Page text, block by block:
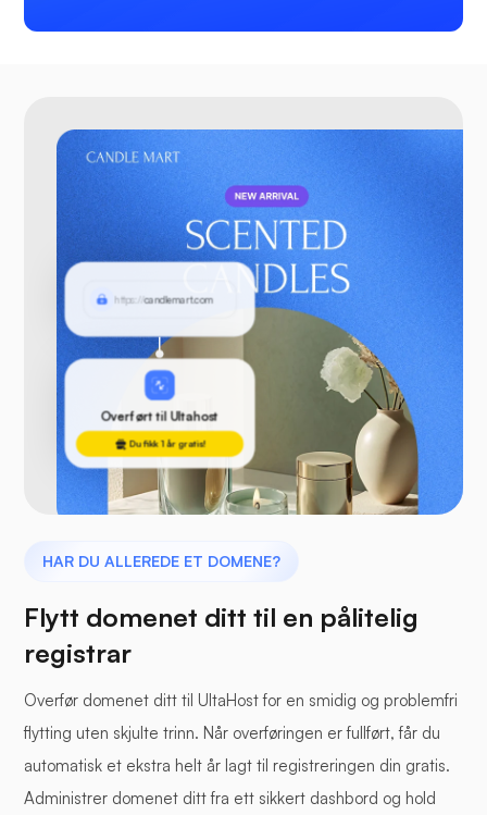
HAR DU ALLEREDE ET DOMENE?
Flytt domenet ditt til en pålitelig
registrar
Overfør domenet ditt til UltaHost for en smidig og problemfri
flytting uten skjulte trinn. Når overføringen er fullført, får du
automatisk et ekstra helt år lagt til registreringen din gratis.
Administrer domenet ditt fra ett sikkert dashbord og hold
https://candlemart.com
Overført til Ultahost
Du fikk 1 år gratis!